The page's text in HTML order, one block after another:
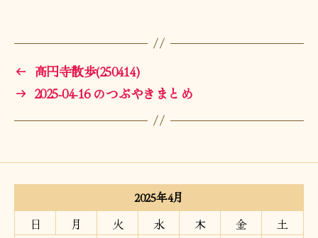
← 高円寺散歩(250414)
→ 2025-04-16 のつぶやきまとめ
2025年4月
日
月 火 水 木 金
土